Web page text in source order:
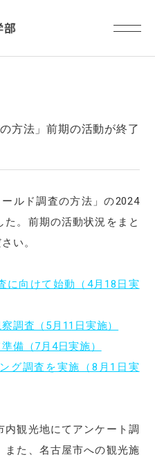
方法」前期の活動が終了
ルド調査の方法」の2024
。前期の活動状況をまと
い。
に向けて始動（4月18日実
調査（5月11日実施）
備（7月4日実施）
グ調査を実施（8月1日実
観光地にてアンケート調
また、名古屋市への観光施